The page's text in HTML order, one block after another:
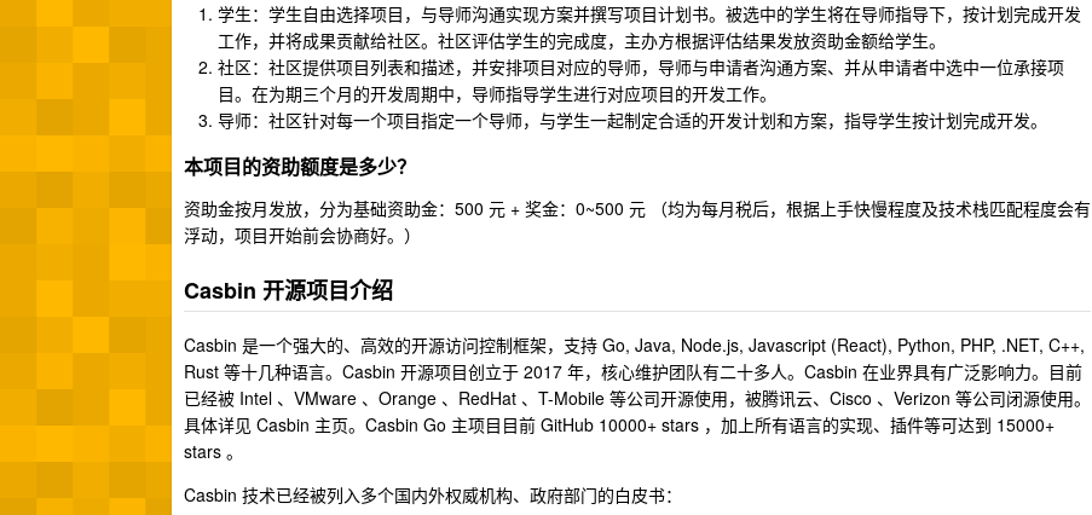
学生：学生自由选择项目，与导师沟通实现方案并撰写项目计划书。被选中的学生将在导师指导下，按计划完成开发
工作，并将成果贡献给社区。社区评估学生的完成度，主办方根据评估结果发放资助金额给学生。
社区：社区提供项目列表和描述，并安排项目对应的导师，导师与申请者沟通方案、并从申请者中选中一位承接项
目。在为期三个月的开发周期中，导师指导学生进行对应项目的开发工作。
导师：社区针对每一个项目指定一个导师，与学生一起制定合适的开发计划和方案，指导学生按计划完成开发。
本项目的资助额度是多少？
资助金按月发放，分为基础资助金：500 元 + 奖金：0~500 元 （均为每月税后，根据上手快慢程度及技术栈匹配程度会有
浮动，项目开始前会协商好。）
Casbin 开源项目介绍
Casbin 是一个强大的、高效的开源访问控制框架，支持 Go, Java, Node.js, Javascript (React), Python, PHP, .NET, C++,
Rust 等十几种语言。Casbin 开源项目创立于 2017 年，核心维护团队有二十多人。Casbin 在业界具有广泛影响力。目前
已经被 Intel 、VMware 、Orange 、RedHat 、T-Mobile 等公司开源使用，被腾讯云、Cisco 、Verizon 等公司闭源使用。
具体详见 Casbin 主页。Casbin Go 主项目目前 GitHub 10000+ stars ，加上所有语言的实现、插件等可达到 15000+
stars 。
Casbin 技术已经被列入多个国内外权威机构、政府部门的白皮书：